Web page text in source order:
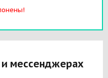
мессенджерах